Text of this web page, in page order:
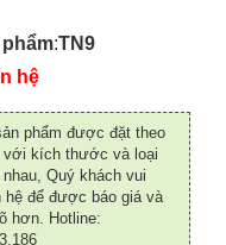
phẩm:TN9
hệ
phẩm được đặt theo
với kích thước và loại
Quý khách vui
hệ để được báo giá và
hơn. Hotline: